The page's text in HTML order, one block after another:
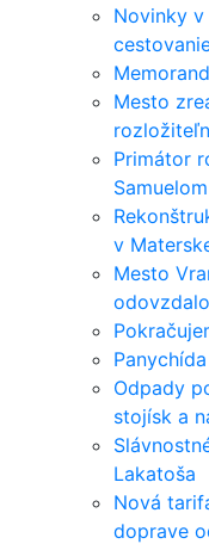
Novinky
Mesto
Primátor
v
Mesto
Odpady
stojísk a
Lakatoša
Nová
doprave